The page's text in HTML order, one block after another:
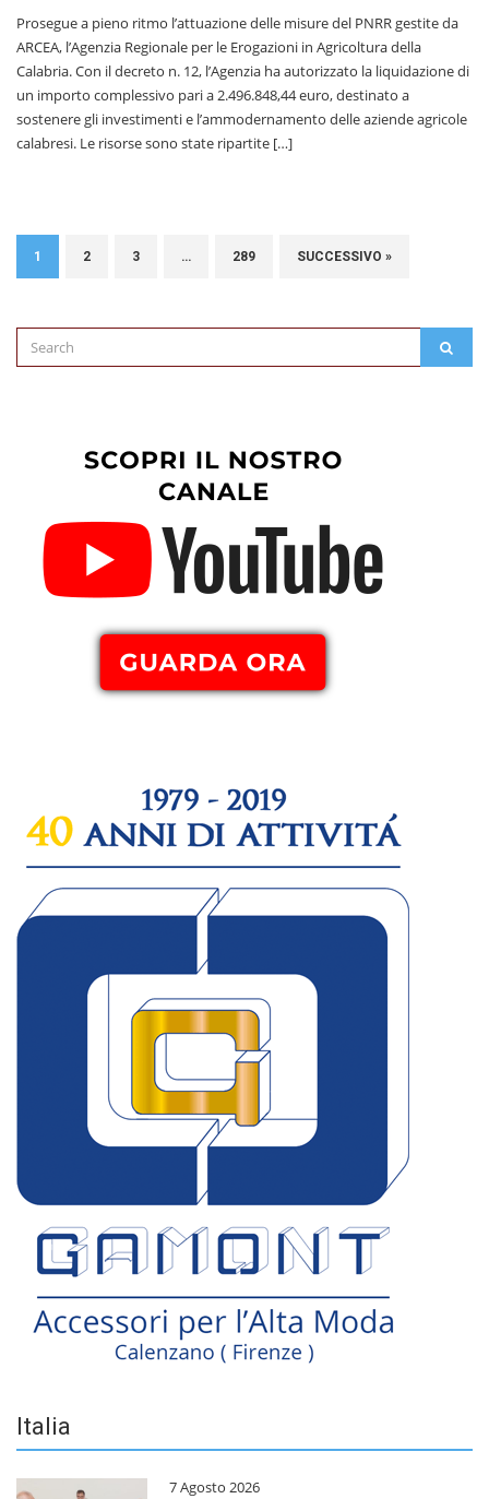
Prosegue a pieno ritmo l’attuazione delle misure del PNRR gestite da
ARCEA, l’Agenzia Regionale per le Erogazioni in Agricoltura della
Calabria. Con il decreto n. 12, l’Agenzia ha autorizzato la liquidazione di
un importo complessivo pari a 2.496.848,44 euro, destinato a
sostenere gli investimenti e l’ammodernamento delle aziende agricole
calabresi. Le risorse sono state ripartite […]
1 2 3 … 289 SUCCESSIVO »
Search
for:
Italia
7 Agosto 2026